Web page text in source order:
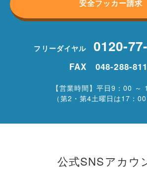
安全フッカー請求
フリーダイヤル 0120-
FAX 048-288-
【営業時間】平日9：00 ～
（第2・第4土曜日は17：00
公式SNSアカウ